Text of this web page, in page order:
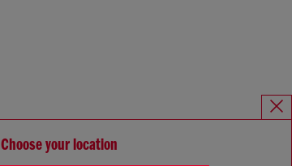
Choose your location